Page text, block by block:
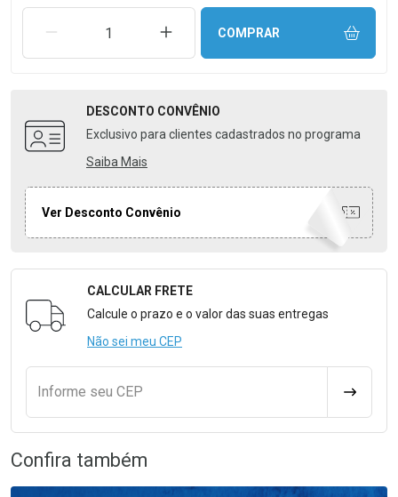
REMOVER UMA UNIDADEAUMENTAR UMA UNIDADE
COMPRAR
DESCONTO CONVÊNIO
Exclusivo para clientes cadastrados no programa
Saiba Mais
Ver Desconto Convênio
Formulário para Calcular o Frete
CALCULAR FRETE
Calcule o prazo e o valor das suas entregas
Não sei meu CEP
Informe seu CEP
Confira também